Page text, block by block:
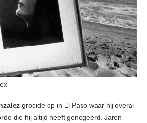
groeide op in El Paso waar hij overal
die hij altijd heeft genegeerd. Jaren